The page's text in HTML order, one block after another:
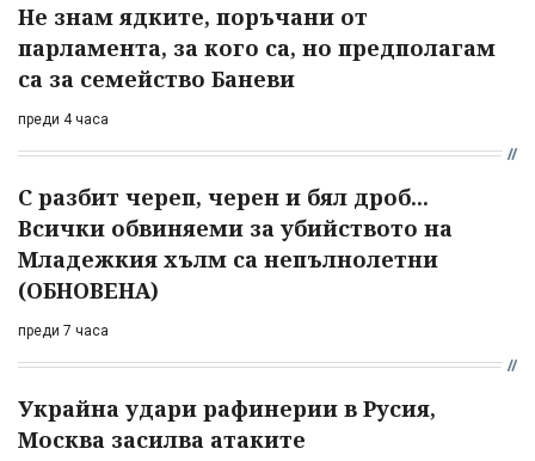
Не знам ядките, поръчани от
парламента, за кого са, но предполагам
са за семейство Баневи
преди 4 часа
С разбит череп, черен и бял дроб...
Всички обвиняеми за убийството на
Младежкия хълм са непълнолетни
(ОБНОВЕНА)
преди 7 часа
Украйна удари рафинерии в Русия,
Москва засилва атаките